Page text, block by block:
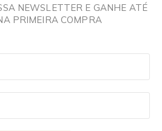
NEWSLETTER E GANHE ATÉ
PRIMEIRA COMPRA